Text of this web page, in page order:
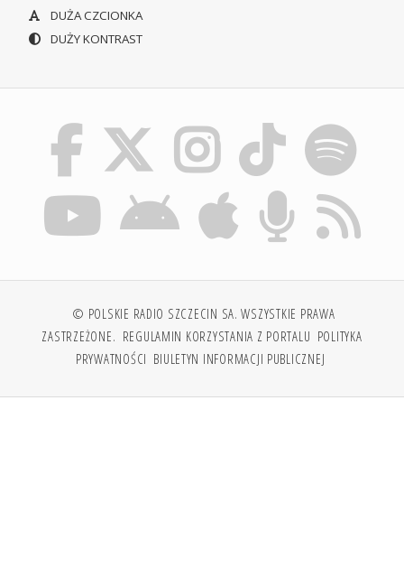
DUŻA CZCIONKA
DUŻY KONTRAST
© POLSKIE RADIO SZCZECIN SA. WSZYSTKIE PRAWA
ZASTRZEŻONE. REGULAMIN KORZYSTANIA Z PORTALU POLITYKA
PRYWATNOŚCI BIULETYN INFORMACJI PUBLICZNEJ